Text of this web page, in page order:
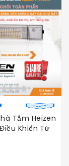
Tắm Heizen
Khiển Từ